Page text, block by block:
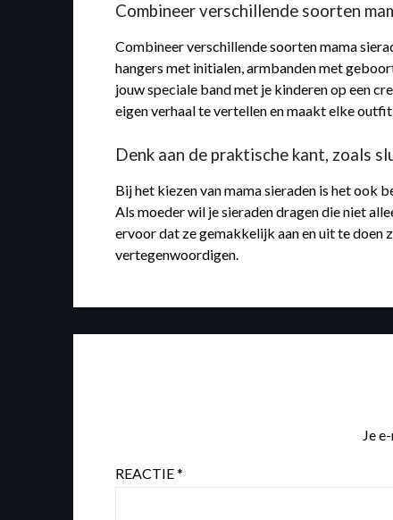
Combineer verschillende soorten
Combineer verschillende soorten mama
hangers met initialen, armbanden met
jouw speciale band met je kinderen op een
eigen verhaal te vertellen en maakt elke
Denk aan de praktische kant, zoals
Bij het kiezen van mama sieraden is het ook
Als moeder wil je sieraden dragen die niet
ervoor dat ze gemakkelijk aan en uit te doen
vertegenwoordigen.
Je
REACTIE*